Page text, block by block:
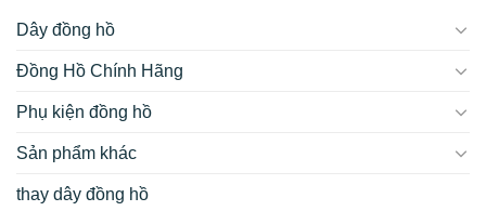
Dây đồng hồ
Đồng Hồ Chính Hãng
Phụ kiện đồng hồ
Sản phẩm khác
thay dây đồng hồ